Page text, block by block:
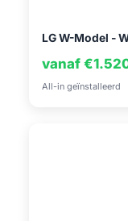
LG W-Model -
vanaf
All-in geïnstalleerd